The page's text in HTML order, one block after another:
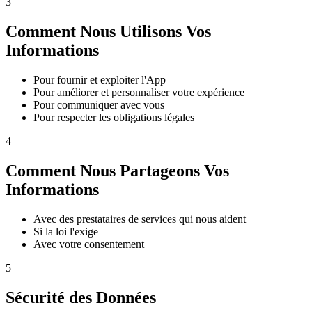
Comment Nous Utilisons Vos
Informations
Pour fournir et exploiter l'App
Pour améliorer et personnaliser votre expérience
Pour communiquer avec vous
Pour respecter les obligations légales
4
Comment Nous Partageons Vos
Informations
Avec des prestataires de services qui nous aident
Si la loi l'exige
Avec votre consentement
5
Sécurité des Données